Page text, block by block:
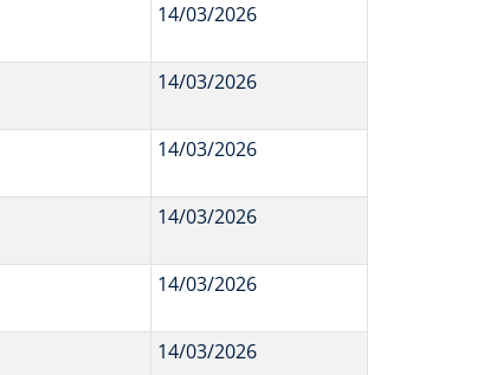
14/03/2026
14/03/2026
14/03/2026
14/03/2026
14/03/2026
14/03/2026